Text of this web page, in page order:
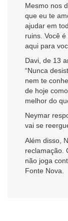
Mesmo nos
que eu te
ajudar em
ruins. Você
aqui para
Davi, de 13
“Nunca
nem te
de hoje
melhor do
Neymar
vai se
Além disso,
reclamação.
não joga
Fonte Nova.